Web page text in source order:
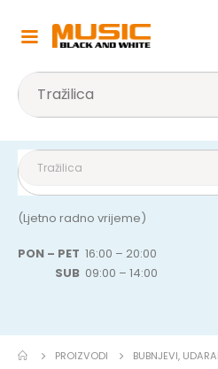
(Ljetno radno vrijeme)
PON – PET 16:00 – 20:00
SUB 09:00 – 14:00
PROIZVODI BUBNJEVI,